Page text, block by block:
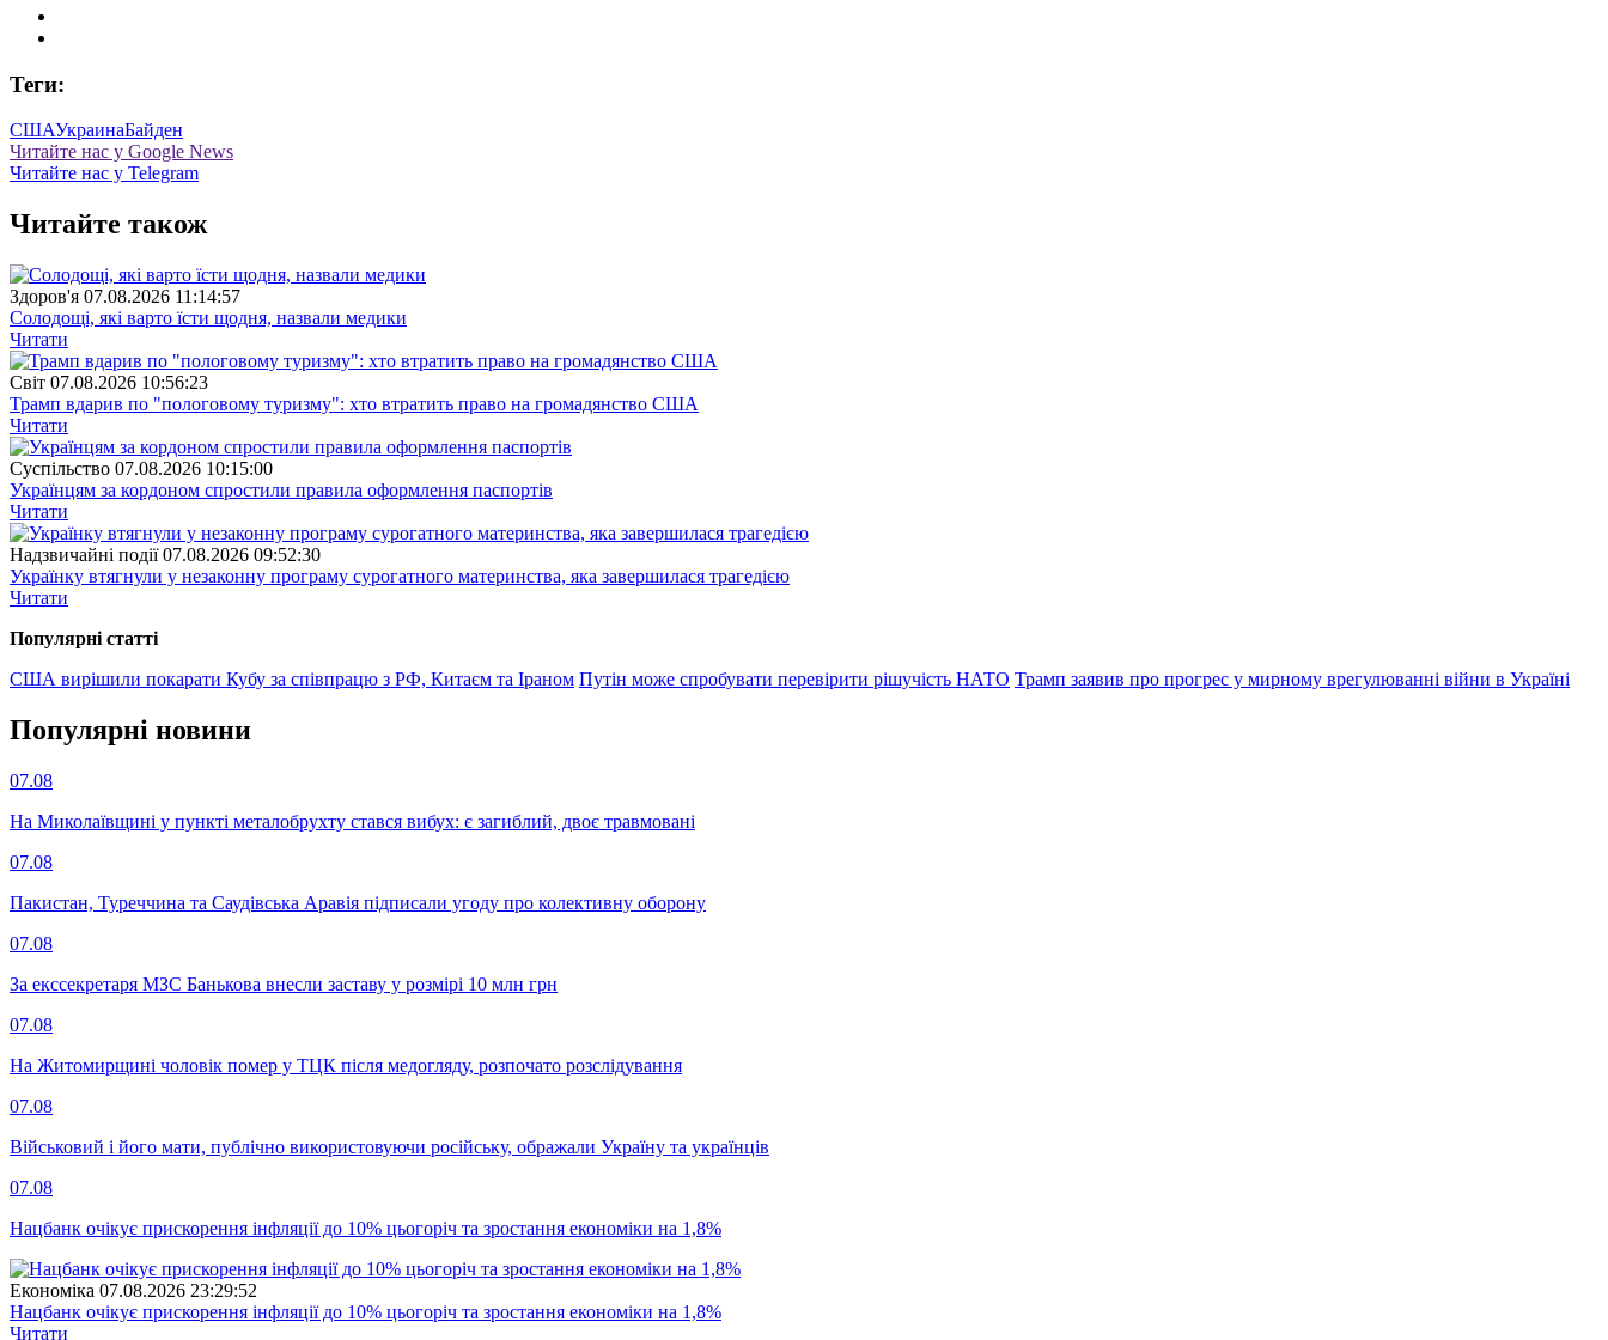
Теги:
СШАУкраинаБайден
Читайте нас у Google News
Читайте нас у Telegram
Читайте також
Здоров'я 07.08.2026 11:14:57
Солодощі, які варто їсти щодня, назвали медики
Читати
Свiт 07.08.2026 10:56:23
Трамп вдарив по "пологовому туризму": хто втратить право на громадянство США
Читати
Суспiльство 07.08.2026 10:15:00
Українцям за кордоном спростили правила оформлення паспортів
Читати
Надзвичайні події 07.08.2026 09:52:30
Українку втягнули у незаконну програму сурогатного материнства, яка завершилася трагедією
Читати
Популярнi статтi
США вирішили покарати Кубу за співпрацю з РФ, Китаєм та Іраном Путін може спробувати перевірити рішучість НАТО Трамп заявив про прогрес у мирному врегулюванні війни в Україні
Популярнi новини
07.08
На Миколаївщині у пункті металобрухту стався вибух: є загиблий, двоє травмовані
07.08
Пакистан, Туреччина та Саудівська Аравія підписали угоду про колективну оборону
07.08
За екссекретаря МЗС Банькова внесли заставу у розмірі 10 млн грн
07.08
На Житомирщині чоловік помер у ТЦК після медогляду, розпочато розслідування
07.08
Військовий і його мати, публічно використовуючи російську, ображали Україну та українців
07.08
Нацбанк очікує прискорення інфляції до 10% цьогоріч та зростання економіки на 1,8%
Економіка 07.08.2026 23:29:52
Нацбанк очікує прискорення інфляції до 10% цьогоріч та зростання економіки на 1,8%
Читати